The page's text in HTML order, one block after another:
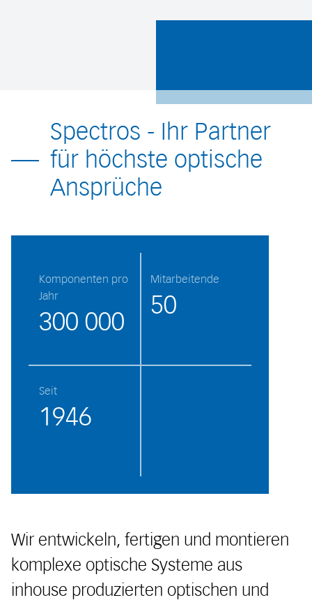
Spectros - Ihr Partner
für höchste optische
Ansprüche
Wir entwickeln, fertigen und montieren
komplexe optische Systeme aus
inhouse produzierten optischen und
Komponenten pro
Jahr
300 000
Mitarbeitende
50
Seit
1946